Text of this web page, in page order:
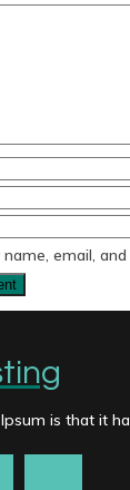
name, email,
is that it